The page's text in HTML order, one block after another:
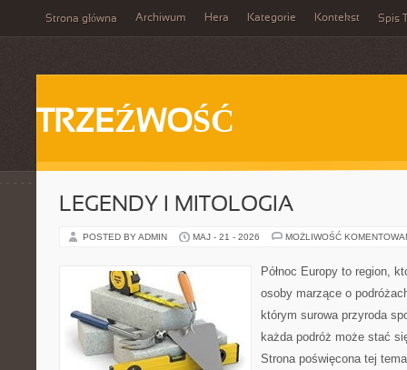
Strona główna Archiwum Hera Kategorie Kontekst Spis
TRZEŹWOŚĆ
LEGENDY I MITOLOGIA
POSTED BY ADMIN MAJ - 21 - 2026 MOŻLIWOŚĆ
Północ Europy to region,
osoby marzące o
którym surowa przyroda
każda podróż może stać
Strona poświęcona tej